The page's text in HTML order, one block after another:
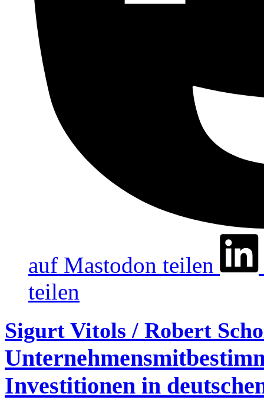
auf Mastodon teilen
teilen
Sigurt Vitols / Robert
Investitionen in